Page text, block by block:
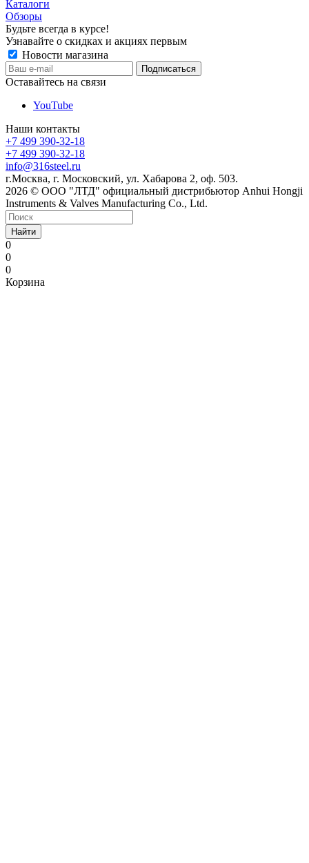
Каталоги
Обзоры
Будьте всегда в курсе!
Узнавайте о скидках и акциях первым
Новости магазина
Оставайтесь на связи
YouTube
Наши контакты
+7 499 390-32-18
+7 499 390-32-18
info@316steel.ru
г.Москва, г. Московский, ул. Хабарова 2, оф. 503.
2026 © ООО "ЛТД" официальный дистрибьютор Anhui Hongji
Instruments & Valves Manufacturing Co., Ltd.
Найти
0
0
0
Корзина